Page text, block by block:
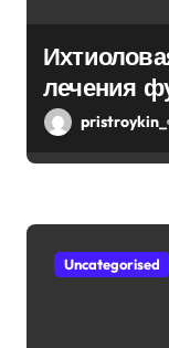
п
и
я
лечения
pristroykin_
Uncategorised